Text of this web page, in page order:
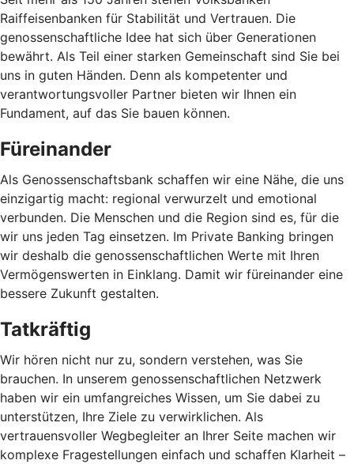
Raiffeisenbanken für Stabilität und Vertrauen. Die
genossenschaftliche Idee hat sich über Generationen
bewährt. Als Teil einer starken Gemeinschaft sind Sie bei
uns in guten Händen. Denn als kompetenter und
verantwortungsvoller Partner bieten wir Ihnen ein
Fundament, auf das Sie bauen können.
Füreinander
Als Genossenschaftsbank schaffen wir eine Nähe, die uns
einzigartig macht: regional verwurzelt und emotional
verbunden. Die Menschen und die Region sind es, für die
wir uns jeden Tag einsetzen. Im Private Banking bringen
wir deshalb die genossenschaftlichen Werte mit Ihren
Vermögenswerten in Einklang. Damit wir füreinander eine
bessere Zukunft gestalten.
Tatkräftig
Wir hören nicht nur zu, sondern verstehen, was Sie
brauchen. In unserem genossenschaftlichen Netzwerk
haben wir ein umfangreiches Wissen, um Sie dabei zu
unterstützen, Ihre Ziele zu verwirklichen. Als
vertrauensvoller Wegbegleiter an Ihrer Seite machen wir
komplexe Fragestellungen einfach und schaffen Klarheit –